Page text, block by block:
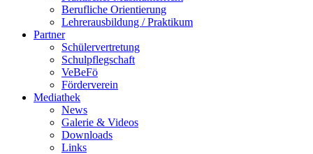
Berufliche Orientierung
Lehrerausbildung / Praktikum
Partner
Schülervertretung
Schulpflegschaft
VeBeFö
Förderverein
Mediathek
News
Galerie & Videos
Downloads
Links